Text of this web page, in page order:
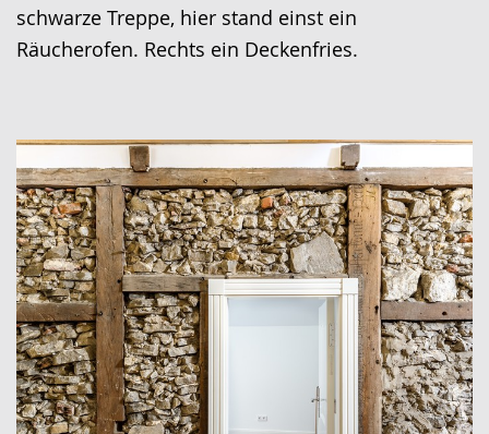
schwarze Treppe, hier stand einst ein
Räucherofen. Rechts ein Deckenfries.